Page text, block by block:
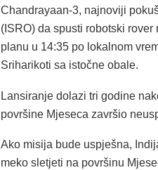
Chandrayaan-3, najnoviji
(ISRO) da spusti robotski
planu u 14:35 po lokalnom
Sriharikoti sa istočne obale.
Lansiranje dolazi tri godine
površine Mjeseca završio
Ako misija bude uspješna,
meko sletjeti na površinu